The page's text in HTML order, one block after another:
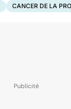
CANCER DE LA